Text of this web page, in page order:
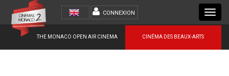
CINÉMA DES BEAUX-ARTS
THE MONACO OPEN AIR CINEMA
CONNEXION